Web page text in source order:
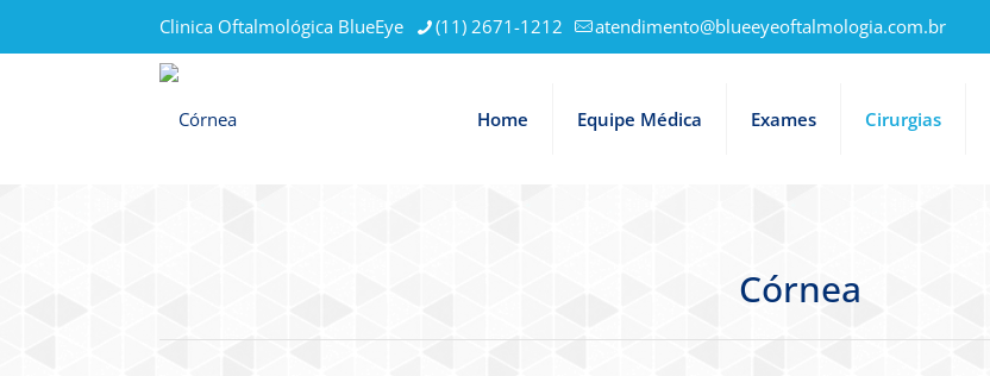
Clinica Oftalmológica BlueEye (11) 2671-1212 atendimento@blueeyeoftalmologia.com.br
Home Equipe Médica Exames Cirurgias
Córnea